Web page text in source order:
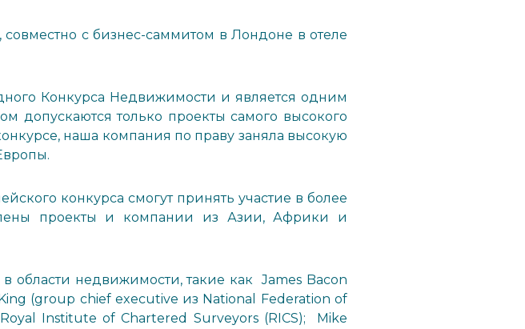
совместно с бизнес-саммитом в Лондоне в отеле
Конкурса Недвижимости и является одним
допускаются только проекты самого высокого
наша компания по праву заняла высокую
конкурса смогут принять участие в более
проекты и компании из Азии, Африки и
области недвижимости, такие как James Bacon
(group chief executive из National Federation of
Institute of Chartered Surveyors (RICS); Mike